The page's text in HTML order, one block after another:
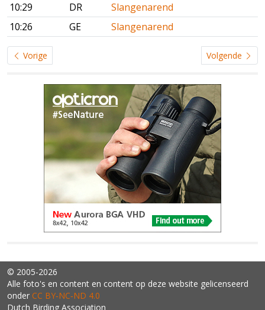
10:29
DR
Slangenarend
10:26
GE Slangenarend
Vorige Volgende
© 2005-2026
Alle foto's en content en content op deze website gelicenseerd
onder CC BY‑NC‑ND 4.0
Dutch Birding Association